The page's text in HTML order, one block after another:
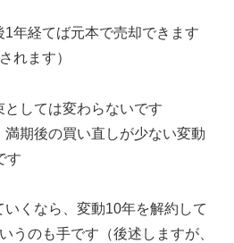
年経てば元本で売却できます
れます）
しては変わらないです
期後の買い直しが少ない変動
す
くなら、変動10年を解約して
うのも手です（後述しますが、